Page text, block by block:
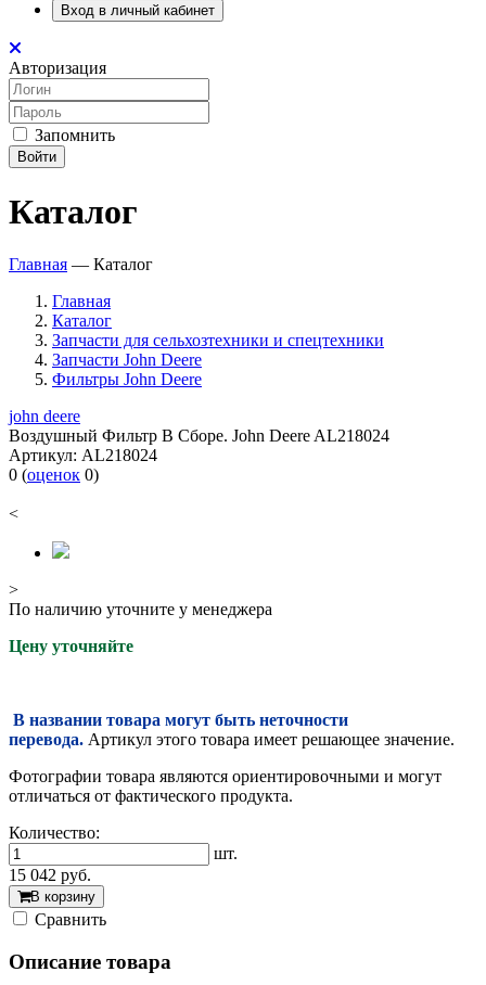
Вход в личный кабинет
Авторизация
Запомнить
Войти
Каталог
Главная — Каталог
Главная
Каталог
Запчасти для сельхозтехники и спецтехники
Запчасти John Deere
Фильтры John Deere
john deere
Воздушный Фильтр В Сборе. John Deere AL218024
Артикул: AL218024
0 (оценок 0)
<
>
По наличию уточните у менеджера
Цену уточняйте
В названии товара могут быть неточности
перевода. Артикул этого товара имеет решающее значение.
Фотографии товара являются ориентировочными и могут
отличаться от фактического продукта.
Количество:
шт.
15 042 руб.
В корзину
Cравнить
Описание товара